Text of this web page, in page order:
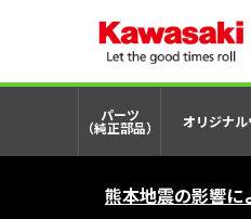
パーツ
（純正部品） オリジナ
熊本地震の影響に